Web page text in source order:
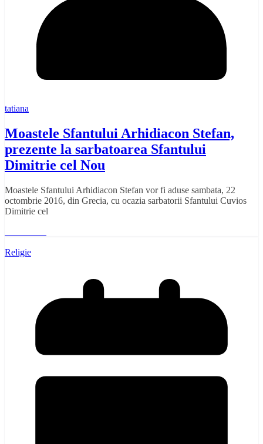
tatiana
Moastele Sfantului Arhidiacon Stefan,
prezente la sarbatoarea Sfantului
Dimitrie cel Nou
Moastele Sfantului Arhidiacon Stefan vor fi aduse sambata, 22
octombrie 2016, din Grecia, cu ocazia sarbatorii Sfantului Cuvios
Dimitrie cel
Religie